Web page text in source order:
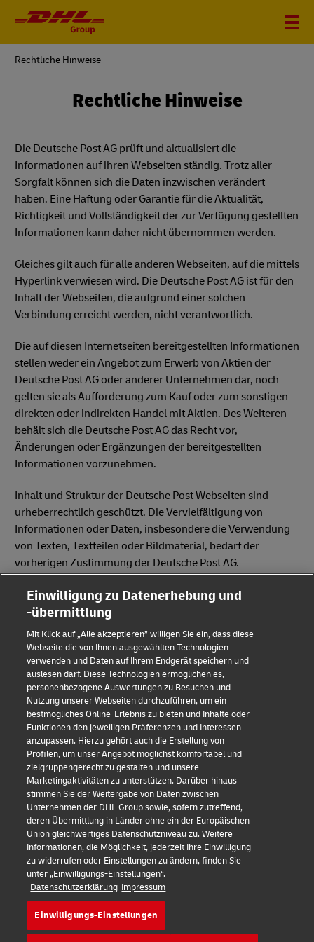
You
Rechtliche Hinweise
Rechtliche Hinweise
Die Deutsche Post AG prüft und aktualisiert die
Informationen auf ihren Webseiten ständig. Trotz aller
Sorgfalt können sich die Daten inzwischen verändert
haben. Eine Haftung oder Garantie für die Aktualität,
Richtigkeit und Vollständigkeit der zur Verfügung gestellten
Informationen kann daher nicht übernommen werden.
Gleiches gilt auch für alle anderen Webseiten, auf die mittels
Hyperlink verwiesen wird. Die Deutsche Post AG ist für den
Inhalt der Webseiten, die aufgrund einer solchen
Verbindung erreicht werden, nicht verantwortlich.
Die auf diesen Internetseiten bereitgestellten Informationen
stellen weder ein Angebot zum Erwerb von Aktien der
Deutsche Post AG oder anderer Unternehmen dar, noch
gelten sie als Aufforderung zum Kauf oder zum sonstigen
direkten oder indirekten Handel mit Aktien. Des Weiteren
behält sich die Deutsche Post AG das Recht vor,
Änderungen oder Ergänzungen der bereitgestellten
Informationen vorzunehmen.
Inhalt und Struktur der Deutsche Post Webseiten sind
urheberrechtlich geschützt. Die Vervielfältigung von
Informationen oder Daten, insbesondere die Verwendung
von Texten, Textteilen oder Bildmaterial, bedarf der
vorherigen Zustimmung der Deutsche Post AG.
Impressum
Datenschutz & Cookies
Rechtliche Hinweise
Sicherheitshinweise
Kontakt
Einwilligungs-Einstellungen
Folge uns
2026 © Deutsche Post AG
Einwilligung zu Datenerhebung und
-übermittlung
Mit Klick auf „Alle akzeptieren” willigen Sie ein, dass diese
Webseite die von Ihnen ausgewählten Technologien
verwenden und Daten auf Ihrem Endgerät speichern und
auslesen darf. Diese Technologien ermöglichen es,
personenbezogene Auswertungen zu Besuchen und
Nutzung unserer Webseiten durchzuführen, um ein
bestmögliches Online-Erlebnis zu bieten und Inhalte oder
Funktionen den jeweiligen Präferenzen und Interessen
anzupassen. Hierzu gehört auch die Erstellung von
Profilen, um unser Angebot möglichst komfortabel und
zielgruppengerecht zu gestalten und unsere
Marketingaktivitäten zu unterstützen. Darüber hinaus
stimmen Sie der Weitergabe von Daten zwischen
Unternehmen der DHL Group sowie, sofern zutreffend,
deren Übermittlung in Länder ohne ein der Europäischen
Union gleichwertiges Datenschutzniveau zu. Weitere
Informationen, die Möglichkeit, jederzeit Ihre Einwilligung
zu widerrufen oder Einstellungen zu ändern, finden Sie
unter „Einwilligungs-Einstellungen“.
Datenschutzerklärung Impressum
Einwilligungs-Einstellungen